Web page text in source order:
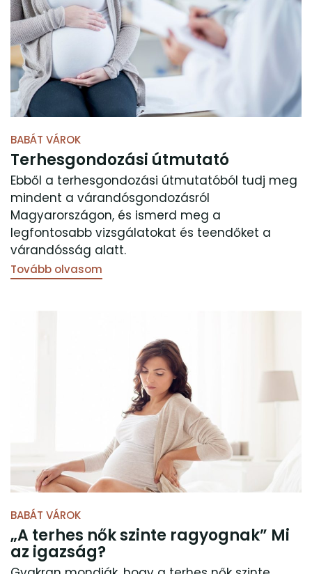
BABÁT VÁROK
Terhesgondozási útmutató
Ebből a terhesgondozási útmutatóból tudj meg
mindent a várandósgondozásról
Magyarországon, és ismerd meg a
legfontosabb vizsgálatokat és teendőket a
várandósság alatt.
Tovább olvasom
BABÁT VÁROK
„A terhes nők szinte ragyognak” Mi
az igazság?